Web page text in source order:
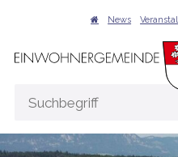
News
Suchbegriff